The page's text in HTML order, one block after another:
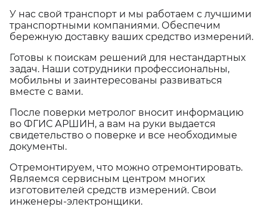
У нас свой транспорт и мы работаем с лучшими
транспортными компаниями. Обеспечим
бережную доставку ваших средство измерений.
Готовы к поискам решений для нестандартных
задач. Наши сотрудники профессиональны,
мобильны и заинтересованы развиваться
вместе с вами.
После поверки метролог вносит информацию
во ФГИС АРШИН, а вам на руки выдается
свидетельство о поверке и все необходимые
документы.
Отремонтируем, что можно отремонтировать.
Являемся сервисным центром многих
изготовителей средств измерений. Свои
инженеры-электронщики.